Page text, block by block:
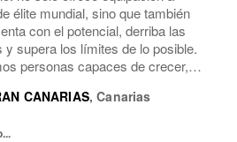
élite mundial, sino que también
con el potencial, derriba las
y supera los límites de lo posible.
personas capaces de crecer,
anima a aceptar la diversidad y
CANARIAS,Canarias